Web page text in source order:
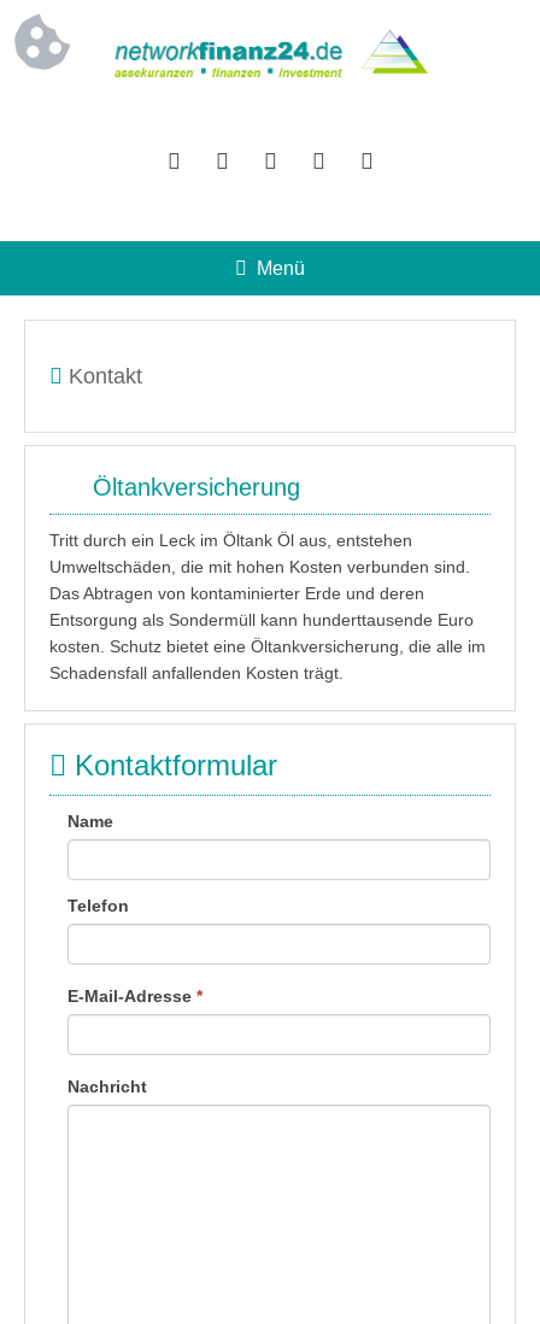
Menü
Kontakt
Öltankversicherung
Tritt durch ein Leck im Öltank Öl aus, entstehen
Umweltschäden, die mit hohen Kosten verbunden sind.
Das Abtragen von kontaminierter Erde und deren
Entsorgung als Sondermüll kann hunderttausende Euro
kosten. Schutz bietet eine Öltankversicherung, die alle im
Schadensfall anfallenden Kosten trägt.
Kontaktformular
Name
Telefon
E-Mail-Adresse *
Nachricht